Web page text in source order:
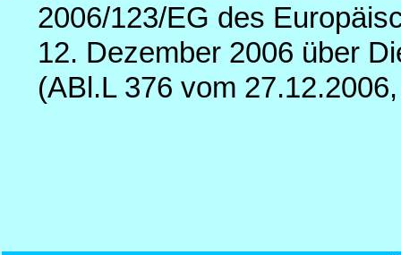
2006/123/EG des
12. Dezember 2006 über
(ABl.L 376 vom